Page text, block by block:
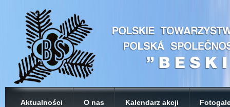
Aktualności O nas Kalendarz akcji